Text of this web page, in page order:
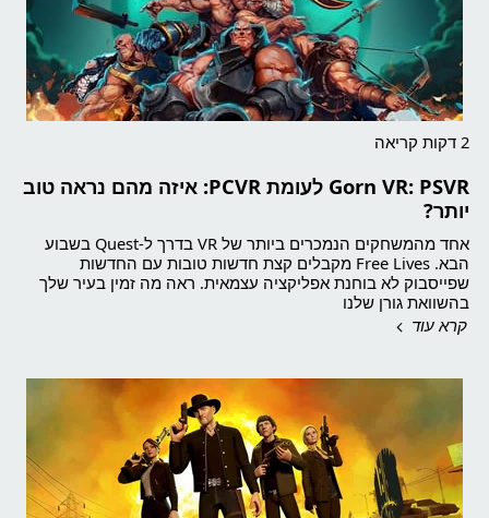
2 דקות קריאה
Gorn VR: PSVR לעומת PCVR: איזה מהם נראה טוב
יותר?
אחד מהמשחקים הנמכרים ביותר של VR בדרך ל-Quest בשבוע
הבא. Free Lives מקבלים קצת חדשות טובות עם החדשות
שפייסבוק לא בוחנת אפליקציה עצמאית. ראה מה זמין בעיר שלך
בהשוואת גורן שלנו
קרא עוד